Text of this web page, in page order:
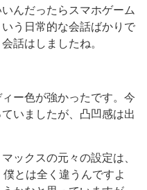
んだったらスマホゲーム
う日常的な会話ばかりで
話はしましたね。
ー色が強かったです。今
いましたが、凸凹感は出
ックスの元々の設定は、
とは全く違うんですよ